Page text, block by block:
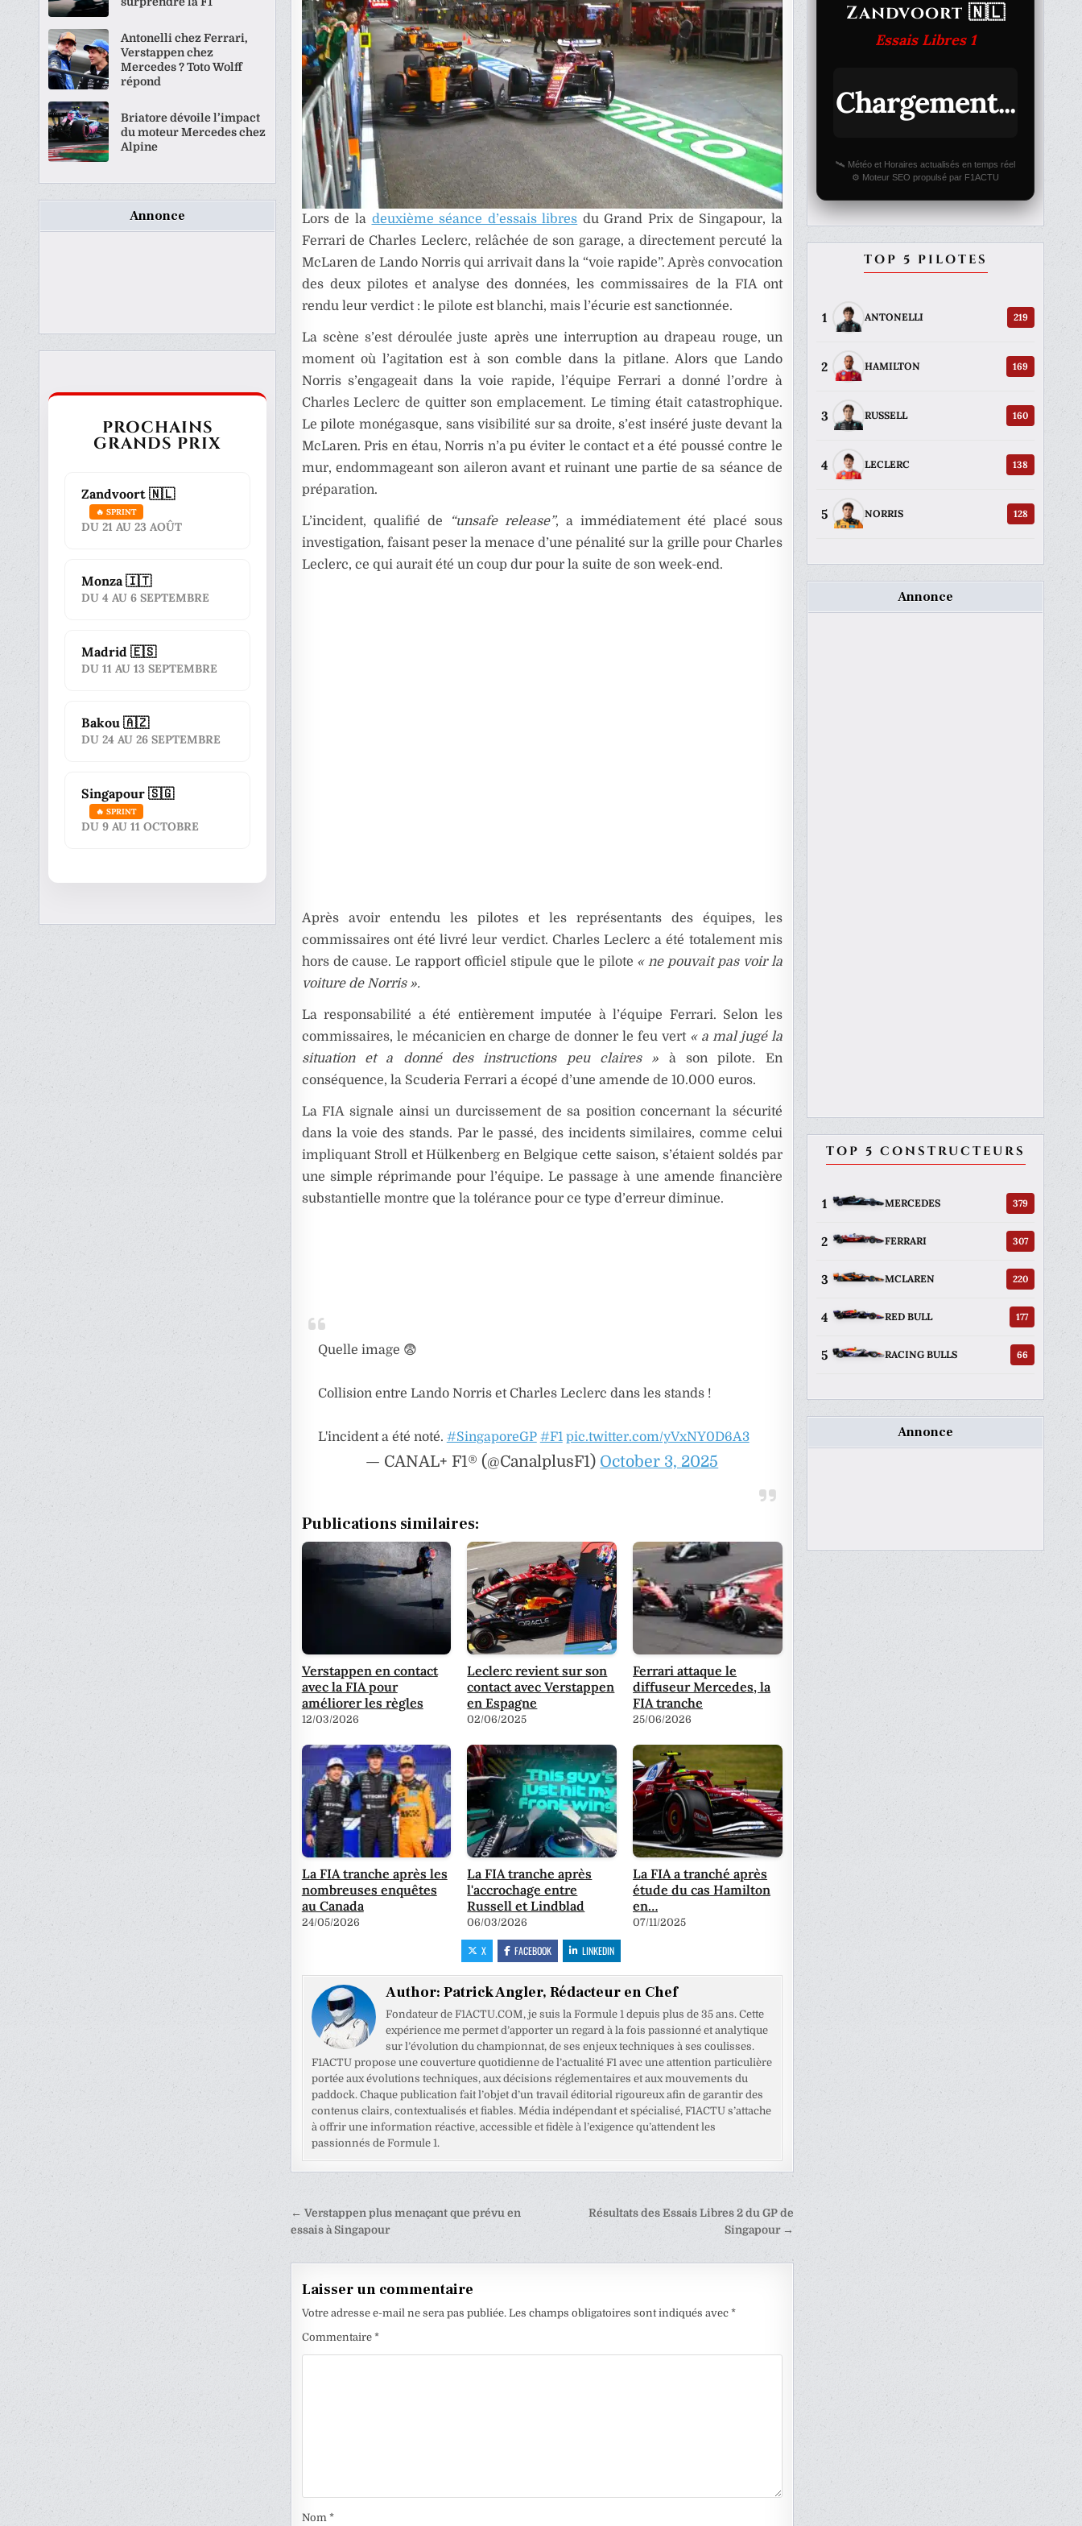
Lors de la deuxième séance d’essais libres du Grand Prix de Singapour, la
Ferrari de Charles Leclerc, relâchée de son garage, a directement percuté la
McLaren de Lando Norris qui arrivait dans la “voie rapide”. Après convocation
des deux pilotes et analyse des données, les commissaires de la FIA ont
rendu leur verdict : le pilote est blanchi, mais l’écurie est sanctionnée.
La scène s’est déroulée juste après une interruption au drapeau rouge, un
moment où l’agitation est à son comble dans la pitlane. Alors que Lando
Norris s’engageait dans la voie rapide, l’équipe Ferrari a donné l’ordre à
Charles Leclerc de quitter son emplacement. Le timing était catastrophique.
Le pilote monégasque, sans visibilité sur sa droite, s’est inséré juste devant la
McLaren. Pris en étau, Norris n’a pu éviter le contact et a été poussé contre le
mur, endommageant son aileron avant et ruinant une partie de sa séance de
préparation.
L’incident, qualifié de “unsafe release”, a immédiatement été placé sous
investigation, faisant peser la menace d’une pénalité sur la grille pour Charles
Leclerc, ce qui aurait été un coup dur pour la suite de son week-end.
Après avoir entendu les pilotes et les représentants des équipes, les
commissaires ont été livré leur verdict. Charles Leclerc a été totalement mis
hors de cause. Le rapport officiel stipule que le pilote « ne pouvait pas voir la
voiture de Norris ».
La responsabilité a été entièrement imputée à l’équipe Ferrari. Selon les
commissaires, le mécanicien en charge de donner le feu vert « a mal jugé la
situation et a donné des instructions peu claires » à son pilote. En
conséquence, la Scuderia Ferrari a écopé d’une amende de 10.000 euros.
La FIA signale ainsi un durcissement de sa position concernant la sécurité
dans la voie des stands. Par le passé, des incidents similaires, comme celui
impliquant Stroll et Hülkenberg en Belgique cette saison, s’étaient soldés par
une simple réprimande pour l’équipe. Le passage à une amende financière
substantielle montre que la tolérance pour ce type d’erreur diminue.
Quelle image 😨
Collision entre Lando Norris et Charles Leclerc dans les stands !
L'incident a été noté. #SingaporeGP #F1 pic.twitter.com/yVxNY0D6A3
— CANAL+ F1® (@CanalplusF1) October 3, 2025
Publications similaires:
Verstappen en contact
avec la FIA pour
améliorer les règles
12/03/2026
Leclerc revient sur son
contact avec Verstappen
en Espagne
02/06/2025
Ferrari attaque le
diffuseur Mercedes, la
FIA tranche
25/06/2026
La FIA tranche après les
nombreuses enquêtes
au Canada
24/05/2026
La FIA tranche après
l'accrochage entre
Russell et Lindblad
06/03/2026
La FIA a tranché après
étude du cas Hamilton
en…
07/11/2025
X FACEBOOK LINKEDIN
Author: Patrick Angler, Rédacteur en Chef
Fondateur de F1ACTU.COM, je suis la Formule 1 depuis plus de 35 ans. Cette
expérience me permet d’apporter un regard à la fois passionné et analytique
sur l’évolution du championnat, de ses enjeux techniques à ses coulisses.
F1ACTU propose une couverture quotidienne de l’actualité F1 avec une attention particulière
portée aux évolutions techniques, aux décisions réglementaires et aux mouvements du
paddock. Chaque publication fait l’objet d’un travail éditorial rigoureux afin de garantir des
contenus clairs, contextualisés et fiables. Média indépendant et spécialisé, F1ACTU s’attache
à offrir une information réactive, accessible et fidèle à l’exigence qu’attendent les
passionnés de Formule 1.
Navigation
de
l’article
Résultats des Essais Libres 2 du GP de
Singapour →
← Verstappen plus menaçant que prévu en
essais à Singapour
Laisser un commentaire
Votre adresse e-mail ne sera pas publiée. Les champs obligatoires sont indiqués avec *
Commentaire *
Nom *
Antonelli chez Ferrari,
Verstappen chez
Mercedes ? Toto Wolff
répond
Briatore dévoile l’impact
du moteur Mercedes chez
Alpine
Annonce
PROCHAINS
GRANDS PRIX
Zandvoort 🇳🇱
🔥 SPRINT
DU 21 AU 23 AOÛT
Monza 🇮🇹
DU 4 AU 6 SEPTEMBRE
Madrid 🇪🇸
DU 11 AU 13 SEPTEMBRE
Bakou 🇦🇿
DU 24 AU 26 SEPTEMBRE
Singapour 🇸🇬
🔥 SPRINT
DU 9 AU 11 OCTOBRE
Zandvoort 🇳🇱
Essais Libres 1
Chargement...
🛰️ Météo et Horaires actualisés en temps réel
⚙️ Moteur SEO propulsé par F1ACTU
TOP 5 PILOTES
1 ANTONELLI 219
2 HAMILTON 169
3 RUSSELL 160
4 LECLERC 138
5 NORRIS 128
Annonce
TOP 5 CONSTRUCTEURS
1 MERCEDES 379
2 FERRARI 307
3 MCLAREN 220
4 RED BULL 177
5 RACING BULLS 66
Annonce